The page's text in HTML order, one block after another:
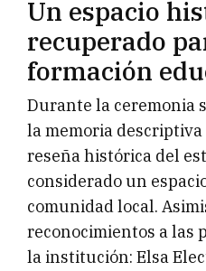
Un espacio
recuperado
formación
Durante la ceremonia
la memoria
reseña histórica del
considerado un
comunidad local.
reconocimientos a las
la institución: Elsa